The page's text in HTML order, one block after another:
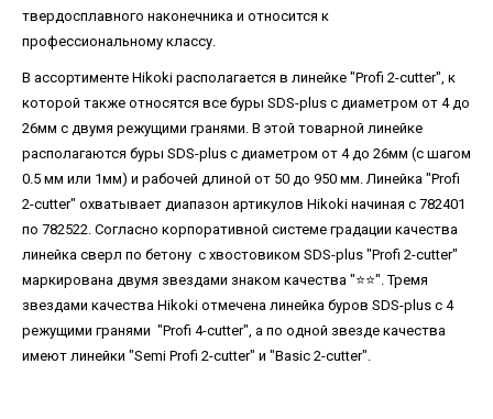
твердосплавного наконечника и относится к
профессиональному классу.
В ассортименте Hikoki располагается в линейке "Profi 2-cutter", к
которой также относятся все буры SDS-plus с диаметром от 4 до
26мм с двумя режущими гранями. В этой товарной линейке
располагаются буры SDS-plus с диаметром от 4 до 26мм (с шагом
0.5 мм или 1мм) и рабочей длиной от 50 до 950 мм. Линейка "Profi
2-cutter" охватывает диапазон артикулов Hikoki начиная с 782401
по 782522. Согласно корпоративной системе градации качества
линейка сверл по бетону с хвостовиком SDS-plus "Profi 2-cutter"
маркирована двумя звездами знаком качества "⭐️⭐️". Тремя
звездами качества Hikoki отмечена линейка буров SDS-plus с 4
режущими гранями "Profi 4-cutter", а по одной звезде качества
имеют линейки "Semi Profi 2-cutter" и "Basic 2-cutter".